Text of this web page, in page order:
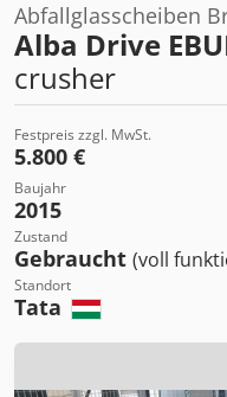
Abfallglasscheiben
Alba Drive
crusher
Festpreis zzgl. MwSt.
5.800 €
Baujahr
2015
Zustand
Gebraucht (voll
Standort
Tata